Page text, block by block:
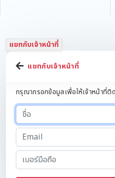
แชทกับเจ้าหน้าที่
แชทกับเจ้าหน้าที่
กรุณากรอกข้อมูลเพื่อให้เจ้าหน้าที่